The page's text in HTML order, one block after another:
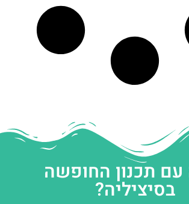
עם תכנון החופשה
בסיציליה?